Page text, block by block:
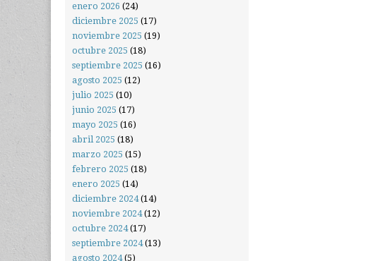
enero 2026 (24)
diciembre 2025 (17)
noviembre 2025 (19)
octubre 2025 (18)
septiembre 2025 (16)
agosto 2025 (12)
julio 2025 (10)
junio 2025 (17)
mayo 2025 (16)
abril 2025 (18)
marzo 2025 (15)
febrero 2025 (18)
enero 2025 (14)
diciembre 2024(14)
noviembre 2024(12)
octubre 2024(17)
septiembre 2024(13)
agosto 2024(5)